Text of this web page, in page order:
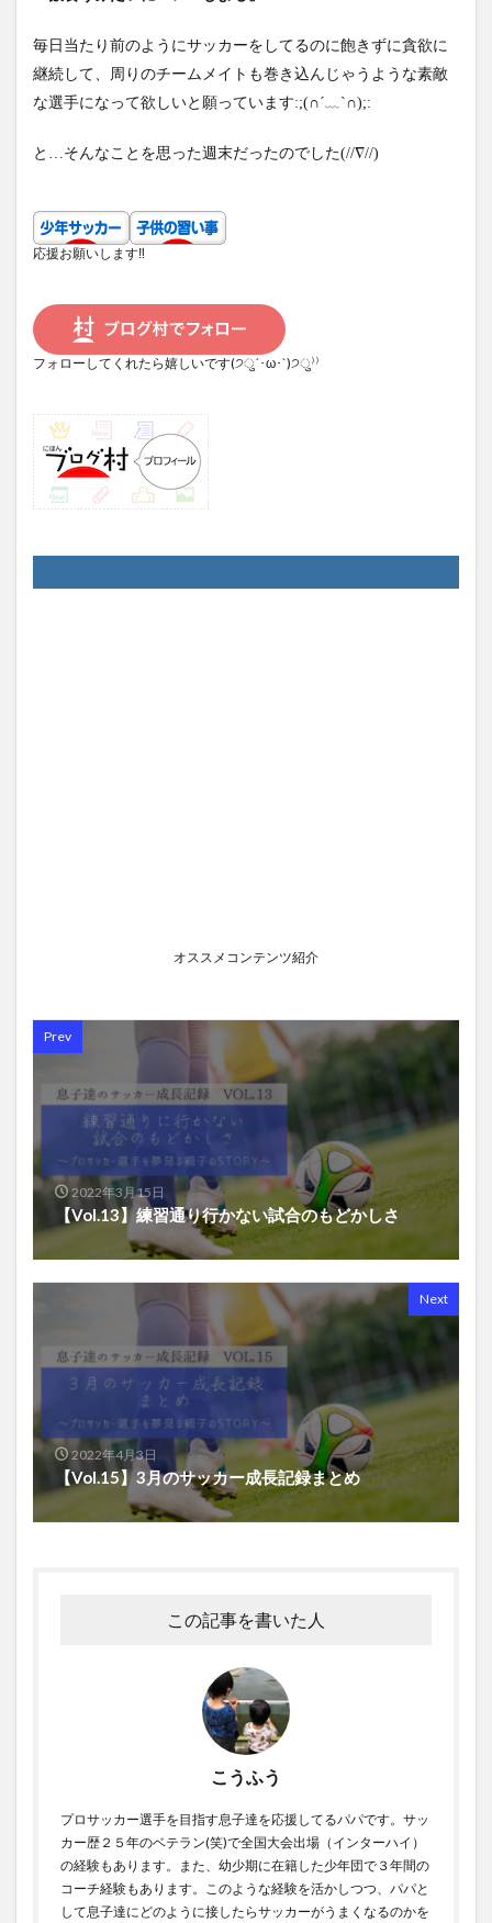
毎日当たり前のようにサッカーをしてるのに飽きずに貪欲に
継続して、周りのチームメイトも巻き込んじゃうような素敵
な選手になって欲しいと願っています:;(∩´﹏`∩);:
と…そんなことを思った週末だったのでした(//∇//)
応援お願いします‼
フォローしてくれたら嬉しいです(੭ु´･ω･`)੭ु⁾⁾
オススメコンテンツ紹介
Prev
2022年3月15日
【Vol.13】練習通り行かない試合のもどかしさ
Next
2022年4月3日
【Vol.15】3月のサッカー成長記録まとめ
この記事を書いた人
こうふう
プロサッカー選手を目指す息子達を応援してるパパです。サッ
カー歴２５年のベテラン(笑)で全国大会出場（インターハイ）
の経験もあります。また、幼少期に在籍した少年団で３年間の
コーチ経験もあります。このような経験を活かしつつ、パパと
して息子達にどのように接したらサッカーがうまくなるのかを